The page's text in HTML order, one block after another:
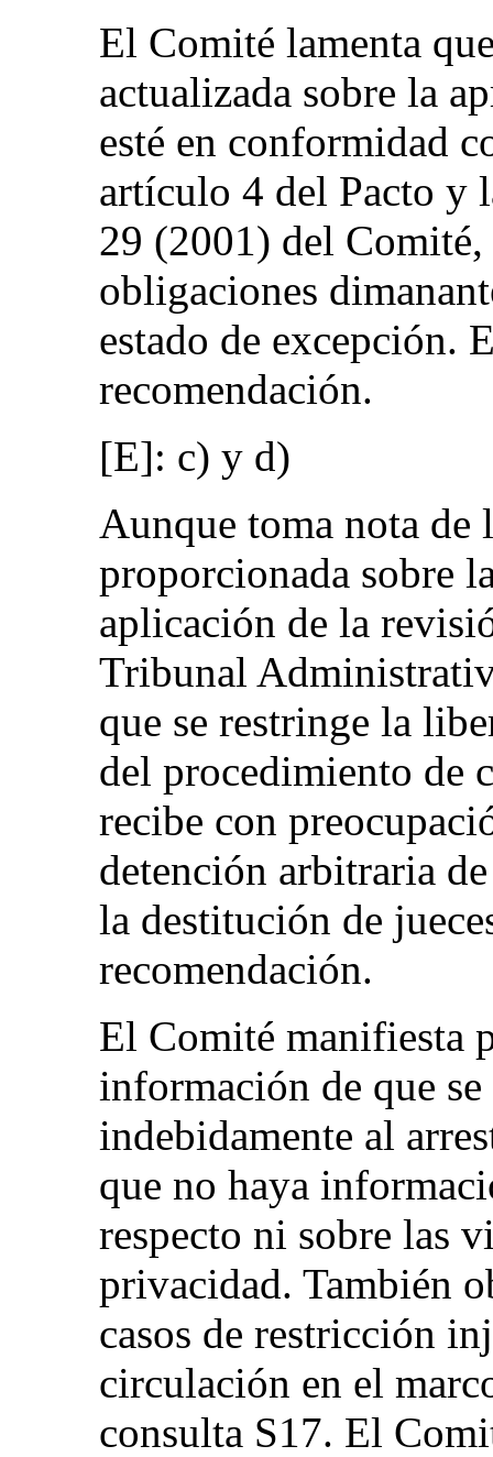
El Comité lamenta
actualizada sobre la
esté en conformidad
artículo 4 del Pacto y
29 (2001) del Comité,
obligaciones
estado de excepción.
recomendación.
[E]: c) y d)
Aunque toma nota
proporcionada sobre
aplicación de la
Tribunal
que se restringe la
del procedimiento de
recibe con
detención arbitraria
la destitución de
recomendación.
El Comité manifiesta
información de que
indebidamente al
que no haya
respecto ni sobre las
privacidad. También
casos de restricción
circulación en el
consulta S17. El